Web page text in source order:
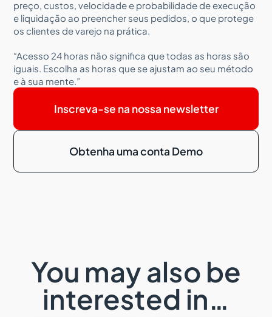
preço, custos, velocidade e probabilidade de execução
e liquidação ao preencher seus pedidos, o que protege
os clientes de varejo na prática.
“Acesso 24 horas não significa que todas as horas são
iguais. Escolha as horas que se ajustam ao seu método
e à sua mente.”
Inscreva-se na nossa newsletter
Obtenha uma conta Demo
You may also be
interested in…